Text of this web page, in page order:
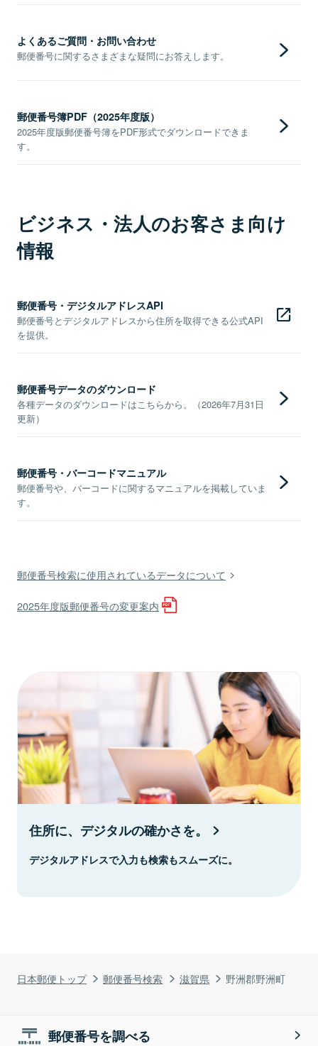
日本郵便トップ 郵便番号検索 滋賀県 野洲郡野洲町
よくあるご質問・お問い合わせ
郵便番号に関するさまざまな疑問にお答えします。
郵便番号簿PDF（2025年度版）
2025年度版郵便番号簿をPDF形式でダウンロードできま
す。
ビジネス・法人のお客さま向け
情報
郵便番号・デジタルアドレスAPI
郵便番号とデジタルアドレスから住所を取得できる公式API
を提供。
郵便番号データのダウンロード
各種データのダウンロードはこちらから。（2026年7月31日
更新）
郵便番号・バーコードマニュアル
郵便番号や、バーコードに関するマニュアルを掲載していま
す。
郵便番号検索に使用されているデータについて
2025年度版郵便番号の変更案内
住所に、デジタルの確かさを。
デジタルアドレスで入力も検索もスムーズに。
郵便番号を調べる